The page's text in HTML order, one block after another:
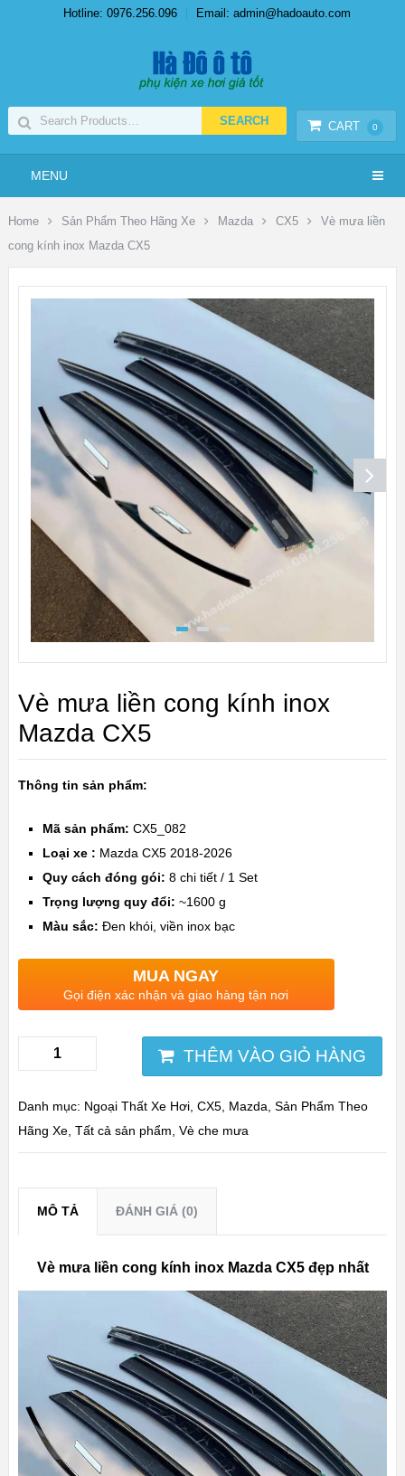
Hotline: 0976.256.096 Email: admin@hadoauto.com
CART 0
MENU
Home Sản Phẩm Theo Hãng Xe Mazda CX5
Vè mưa liền
cong kính inox Mazda CX5
Vè mưa liền cong kính inox
Mazda CX5
Thông tin sản phẩm:
Mã sản phẩm: CX5_082
Loại xe : Mazda CX5 2018-2026
Quy cách đóng gói: 8 chi tiết / 1 Set
Trọng lượng quy đổi: ~1600 g
Màu sắc: Đen khói, viền inox bạc
MUA NGAY
Gọi điện xác nhận và giao hàng tận nơi
THÊM VÀO GIỎ HÀNG
Danh mục: Ngoại Thất Xe Hơi, CX5, Mazda Sản Phẩm Theo
Hãng Xe, Tất cả sản phẩm Vè che mưa
MÔ TẢ ĐÁNH GIÁ (0)
Vè mưa liền cong kính inox Mazda CX5 đẹp nhất